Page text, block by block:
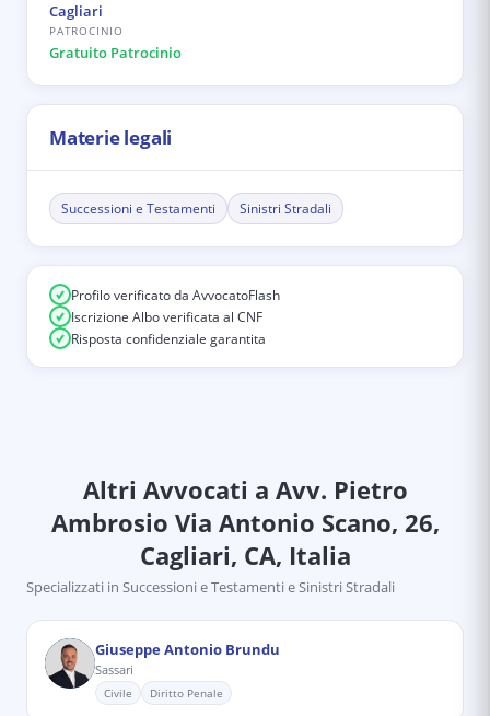
Cagliari
PATROCINIO
Gratuito Patrocinio
Materie legali
Successioni e Testamenti Sinistri Stradali
Profilo verificato da AvvocatoFlash
Iscrizione Albo verificata al CNF
Risposta confidenziale garantita
Altri Avvocati a Avv. Pietro
Ambrosio Via Antonio Scano, 26,
Cagliari, CA, Italia
Specializzati in Successioni e Testamenti e Sinistri Stradali
Giuseppe Antonio Brundu
Sassari
Civile Diritto Penale